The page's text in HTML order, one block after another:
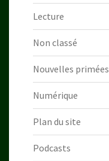
Lecture
Non classé
Nouvelles primées
Numérique
Plan du site
Podcasts